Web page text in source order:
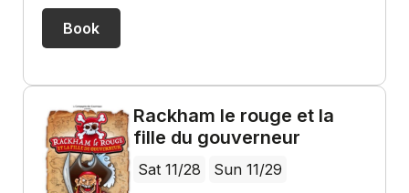
Book
Rackham le rouge et la
fille du gouverneur
Sat 11/28
Sun 11/29